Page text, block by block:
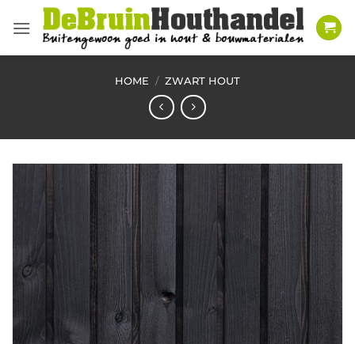
naar
HOME / ZWART HOUT